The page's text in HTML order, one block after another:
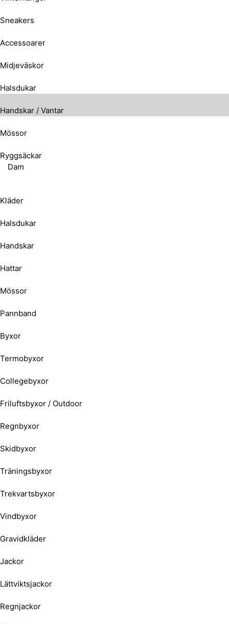
Sneakers
Accessoarer
Midjeväskor
Halsdukar
Handskar / Vantar
Mössor
Ryggsäckar
Dam
Kläder
Halsdukar
Handskar
Hattar
Mössor
Pannband
Byxor
Termobyxor
Collegebyxor
Friluftsbyxor / Outdoor
Regnbyxor
Skidbyxor
Träningsbyxor
Trekvartsbyxor
Vindbyxor
Gravidkläder
Jackor
Lättviktsjackor
Regnjackor